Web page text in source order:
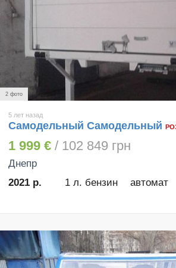
2 фото
5 лет назад
Самодельный Самодельный
1 999 € / 102 849 грн
Днепр
2021 р.
1 л. бензин автомат